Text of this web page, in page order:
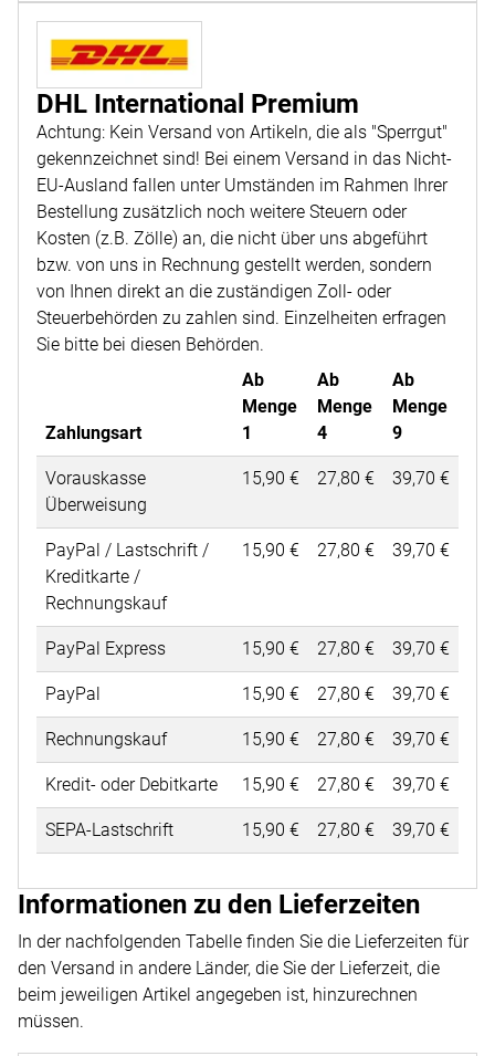
DHL International Premium
Achtung: Kein Versand von Artikeln, die als "Sperrgut"
gekennzeichnet sind! Bei einem Versand in das Nicht-
EU-Ausland fallen unter Umständen im Rahmen Ihrer
Bestellung zusätzlich noch weitere Steuern oder
Kosten (z.B. Zölle) an, die nicht über uns abgeführt
bzw. von uns in Rechnung gestellt werden, sondern
von Ihnen direkt an die zuständigen Zoll- oder
Steuerbehörden zu zahlen sind. Einzelheiten erfragen
Sie bitte bei diesen Behörden.
Zahlungsart
Ab
Menge
1
Ab
Menge
4
Ab
Menge
9
Vorauskasse
Überweisung
15,90 € 27,80 € 39,70 €
PayPal / Lastschrift /
Kreditkarte /
Rechnungskauf
15,90 € 27,80 € 39,70 €
PayPal Express 15,90 € 27,80 € 39,70 €
PayPal 15,90 € 27,80 € 39,70 €
Rechnungskauf 15,90 € 27,80 € 39,70 €
Kredit- oder Debitkarte 15,90 € 27,80 € 39,70 €
SEPA-Lastschrift 15,90 € 27,80 € 39,70 €
Informationen zu den Lieferzeiten
In der nachfolgenden Tabelle finden Sie die Lieferzeiten für
den Versand in andere Länder, die Sie der Lieferzeit, die
beim jeweiligen Artikel angegeben ist, hinzurechnen
müssen.